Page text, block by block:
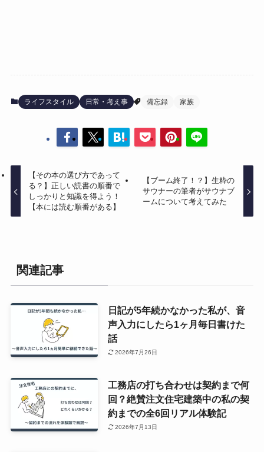
ライフスタイル 日常・考え事 備忘録 家族
【その本の選び方であって
る？】正しい読書の順番で
しっかりと知識を得よう！
【本には読む順番がある】
【ブーム終了！？】生粋の
サウナーの筆者がサウナブ
ームについて考えてみた
関連記事
日記が5年続かなかった私が、音
声入力にしたら1ヶ月毎日書けた
話
2026年7月26日
工務店の打ち合わせは契約まで何
回？絶賛注文住宅建築中の私の契
約までの全6回リアル体験記
2026年7月13日